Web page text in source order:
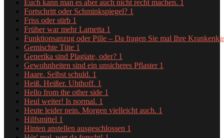
Euch kann man es aber auch nicht recht machen. 1
Fortschritt oder Schminkspiegel? 1
Friss oder stirb 1
Früher war mehr Lametta 1
Funktionsanzug oder Pille – Da fragen Sie mal Ihre
Gemischte Tüte 1
Generika sind Plagiate, oder? 1
Gewohnheiten sind ein unsicheres Pflaster 1
Haare. Selbst schuld. 1
Heiß. Heißer. Uhthoff. 1
Hello from the other side 1
Heul weiter! Is normal. 1
Heute leider nein. Morgen vielleicht auch. 1
Hilfsmittel 1
Hinten anstellen ausgeschlossen 1